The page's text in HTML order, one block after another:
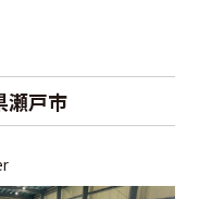
瀬戸市